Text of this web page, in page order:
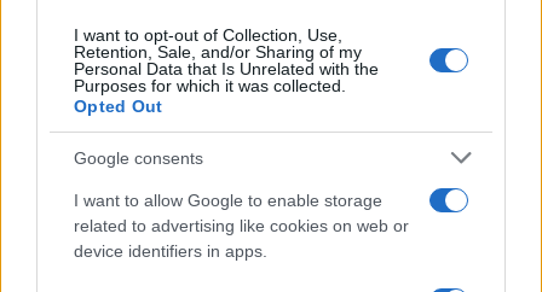
I want to opt-out of Collection, Use,
Retention, Sale, and/or Sharing of my
Personal Data that Is Unrelated with the
Purposes for which it was collected.
Opted Out
Google consents
I want to allow Google to enable storage
related to advertising like cookies on web or
device identifiers in apps.
News Hub UK
Lgbtq News
Olanda
NL Newz